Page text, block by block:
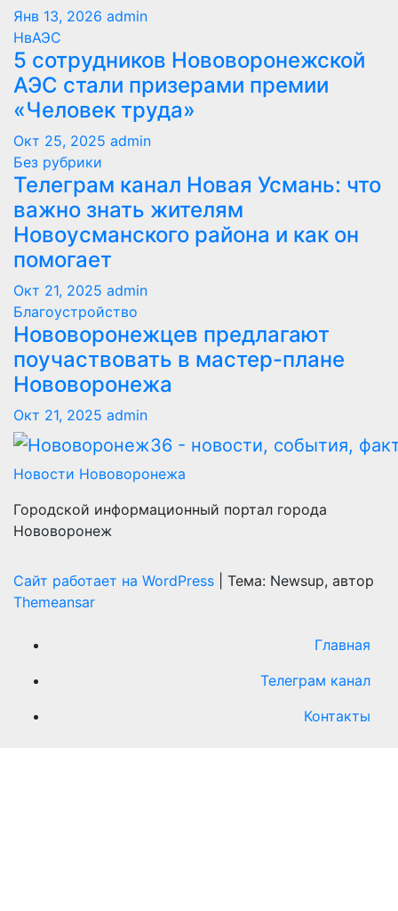
Янв 13, 2026 admin
НвАЭС
5 сотрудников Нововоронежской
АЭС стали призерами премии
«Человек труда»
Окт 25, 2025 admin
Без рубрики
Телеграм канал Новая Усмань: что
важно знать жителям
Новоусманского района и как он
помогает
Окт 21, 2025 admin
Благоустройство
Нововоронежцев предлагают
поучаствовать в мастер-плане
Нововоронежа
Окт 21, 2025 admin
Новости Нововоронежа
Городской информационный портал города
Нововоронеж
Сайт работает на WordPress
Тема: Newsup, автор
Themeansar
Главная
Телеграм канал
Контакты